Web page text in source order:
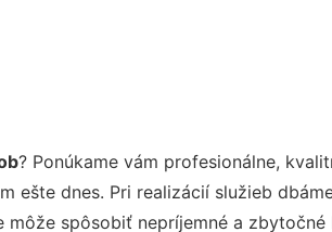
? Ponúkame vám profesionálne,
ešte dnes. Pri realizácií služieb
môže spôsobiť nepríjemné a